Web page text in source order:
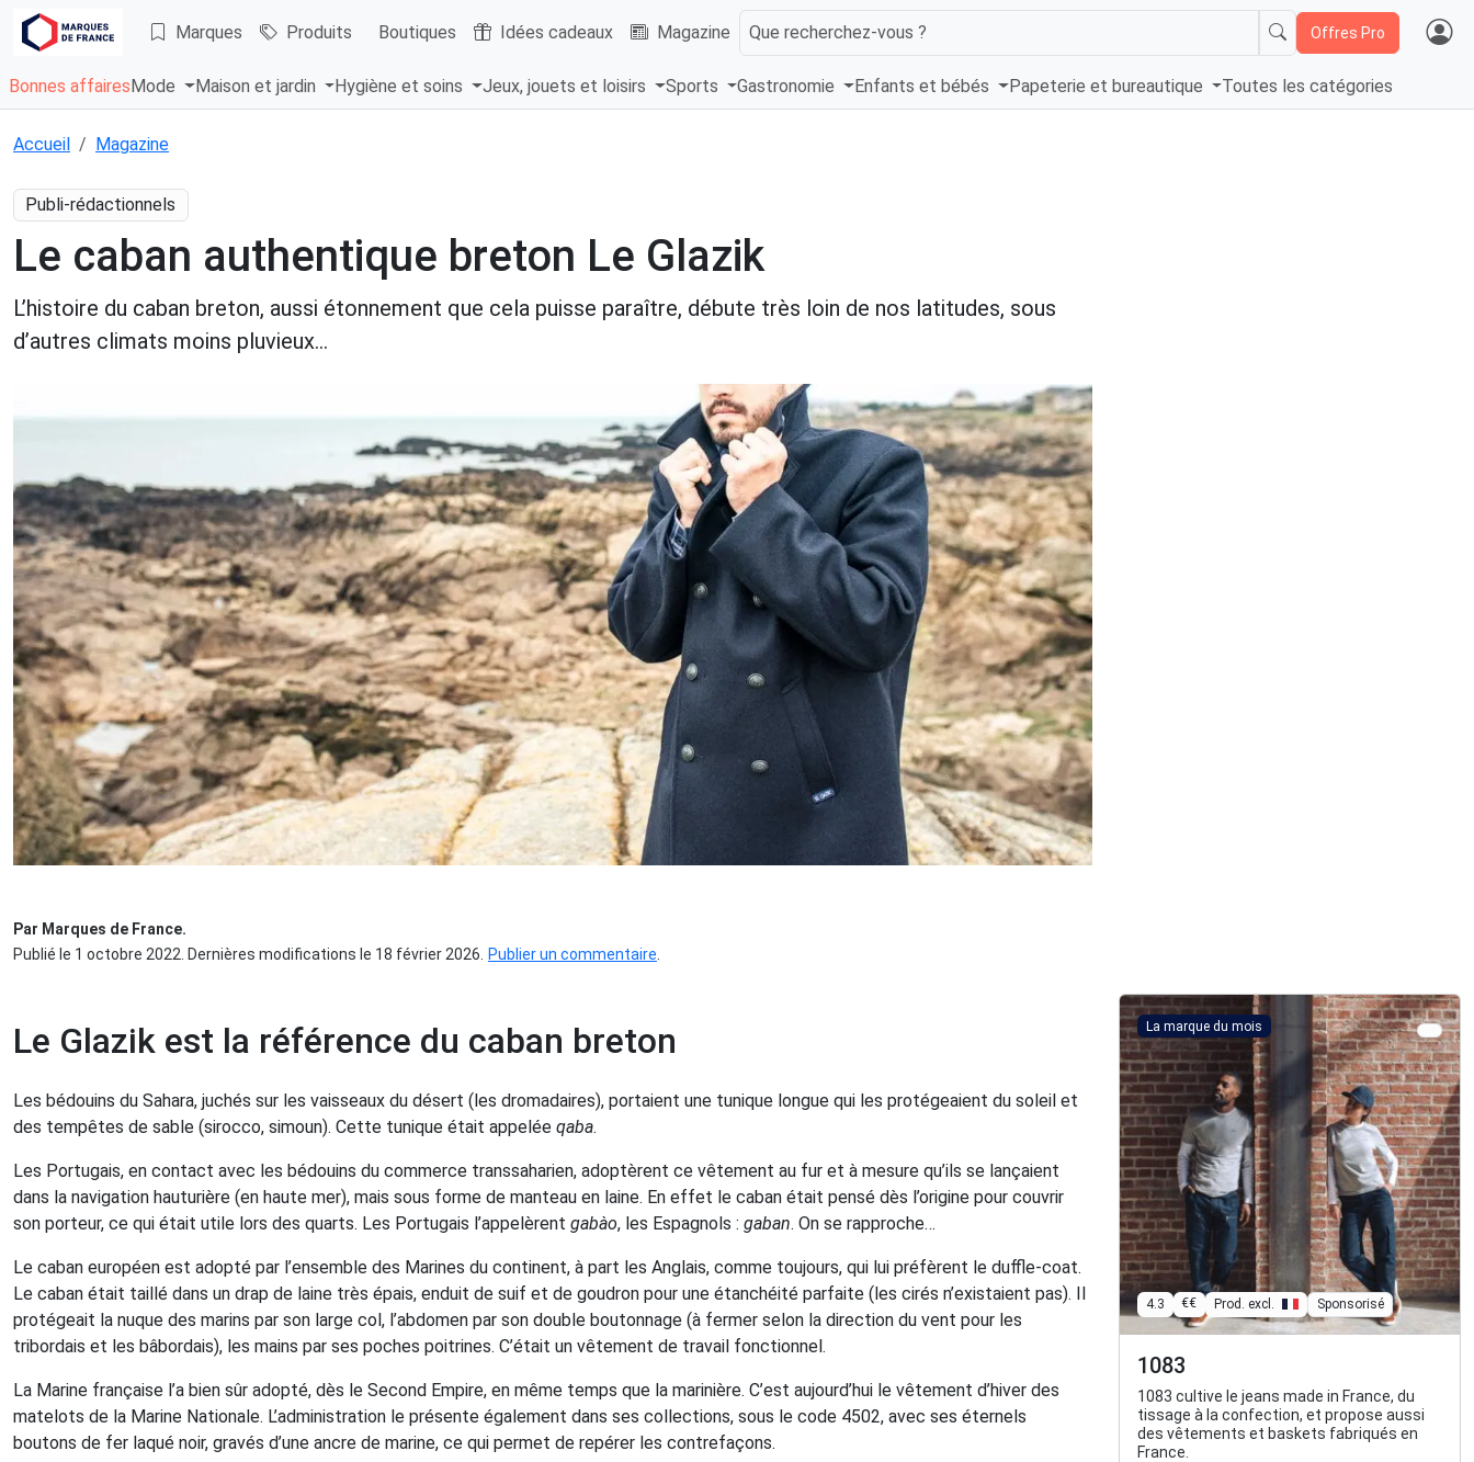
Marques Produits Boutiques Idées cadeaux Magazine Que recherchez-vous ? Offres Pro
Bonnes affaires Mode Maison et jardin Hygiène et soins Jeux, jouets et loisirs Sports Gastronomie Enfants et bébés Papeterie et bureautique Toutes les catégories
Accueil Magazine
Publi-rédactionnels
Le caban authentique breton Le Glazik
L’histoire du caban breton, aussi étonnement que cela puisse paraître, débute très loin de nos latitudes, sous
d’autres climats moins pluvieux...
Par Marques de France.
Publié le 1 octobre 2022. Dernières modifications le 18 février 2026.
Publier un commentaire
Le Glazik est la référence du caban breton
Les bédouins du Sahara, juchés sur les vaisseaux du désert (les dromadaires), portaient une tunique longue qui les protégeaient du soleil et
des tempêtes de sable (sirocco, simoun). Cette tunique était appelée qaba.
Les Portugais, en contact avec les bédouins du commerce transsaharien, adoptèrent ce vêtement au fur et à mesure qu’ils se lançaient
dans la navigation hauturière (en haute mer), mais sous forme de manteau en laine. En effet le caban était pensé dès l’origine pour couvrir
son porteur, ce qui était utile lors des quarts. Les Portugais l’appelèrent gabào, les Espagnols : gaban. On se rapproche…
Le caban européen est adopté par l’ensemble des Marines du continent, à part les Anglais, comme toujours, qui lui préfèrent le duffle-coat.
Le caban était taillé dans un drap de laine très épais, enduit de suif et de goudron pour une étanchéité parfaite (les cirés n’existaient pas). Il
protégeait la nuque des marins par son large col, l’abdomen par son double boutonnage (à fermer selon la direction du vent pour les
tribordais et les bâbordais), les mains par ses poches poitrines. C’était un vêtement de travail fonctionnel.
La Marine française l’a bien sûr adopté, dès le Second Empire, en même temps que la marinière. C’est aujourd’hui le vêtement d’hiver des
matelots de la Marine Nationale. L’administration le présente également dans ses collections, sous le code 4502, avec ses éternels
boutons de fer laqué noir, gravés d’une ancre de marine, ce qui permet de repérer les contrefaçons.
La marque du mois
4.3 €€ Prod. excl. Sponsorisé
1083
1083 cultive le jeans made in France, du
tissage à la confection, et propose aussi
des vêtements et baskets fabriqués en
France.